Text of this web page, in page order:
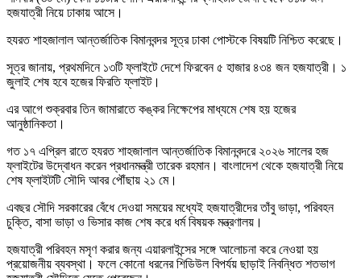
হজযাত্রী নিয়ে ঢাকায় আসে।
হযরত শাহজালাল আন্তর্জাতিক বিমানবন্দর সূত্র ঢাকা পোস্টকে বিষয়টি নিশ্চিত করেছে।
সূত্র জানায়, প্রথমদিনে ১৩টি ফ্লাইটে দেশে ফিরবেন ৫ হাজার ৪৩৪ জন হজযাত্রী। ১
জুলাই শেষ হবে হজের ফিরতি ফ্লাইট।
এর আগে শুক্রবার তিন জামারাতে কঙ্কর নিক্ষেপের মাধ্যমে শেষ হয় হজের
আনুষ্ঠানিকতা।
গত ১৭ এপ্রিল রাতে হযরত শাহজালাল আন্তর্জাতিক বিমানবন্দরে ২০২৬ সালের হজ
ফ্লাইটের উদ্বোধন করেন প্রধানমন্ত্রী তারেক রহমান। বাংলাদেশ থেকে হজযাত্রী নিয়ে
শেষ ফ্লাইটটি সৌদি আবর পৌঁছায় ২১ মে।
এবছর সৌদি সরকারের বেঁধে দেওয়া সময়ের মধ্যেই হজযাত্রীদের তাঁবু ভাড়া, পরিবহন
চুক্তি, বাসা ভাড়া ও ভিসার কাজ শেষ করে ধর্ম বিষয়ক মন্ত্রণালয়।
হজযাত্রী পরিবহন মসৃণ করার জন্য এয়ারলাইন্সের সঙ্গে আলোচনা করে নেওয়া হয়
প্রয়োজনীয় ব্যবস্থা। ফলে কোনো ধরনের শিডিউল বিপর্যয় ছাড়াই নিবন্ধিত শতভাগ